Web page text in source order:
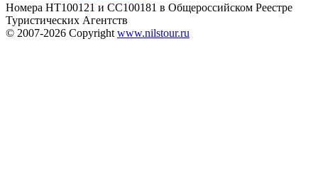
Номера HT100121 и CC100181 в Общероссийском Реестре
Туристических Агентств
© 2007-2026 Copyright www.nilstour.ru